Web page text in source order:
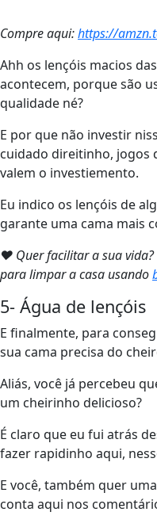
Compre aqui:https://
Ahh os lençóis macios
acontecem, porque são
qualidade né?
E por que não investir
cuidado direitinho, jogos
valem o investiemento.
Eu indico os lençóis de
garante uma cama mais
❤ Quer facilitar a sua vida?
para limpar a casa usando
5- Água de lençóis
E finalmente, para
sua cama precisa do
Aliás, você já percebeu
um cheirinho delicioso?
É claro que eu fui atrás
fazer rapidinho aqui,
E você, também quer
conta aqui nos